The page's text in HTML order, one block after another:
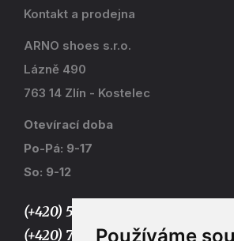
Používáme
Kontakt a prodejna
ARNO shoes s.r.o.
Lázně 490
763 14 Zlín - Kostelec
Otevírací doba
Po-Pá: 9-17
So: 9-12
(+420) 577 915 036,
(+420) 773 667 390